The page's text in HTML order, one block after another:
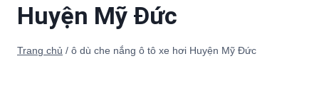
Huyện Mỹ Đức
Trang chủ / ô dù che nắng ô tô xe hơi Huyện Mỹ Đức